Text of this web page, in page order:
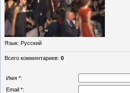
Язык: Русский
Всего комментариев: 0
Имя *:
Email *: